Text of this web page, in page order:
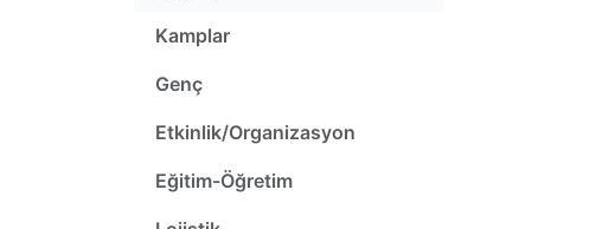
Kamplar
Genç
Etkinlik/Organizasyon
Eğitim-Öğretim